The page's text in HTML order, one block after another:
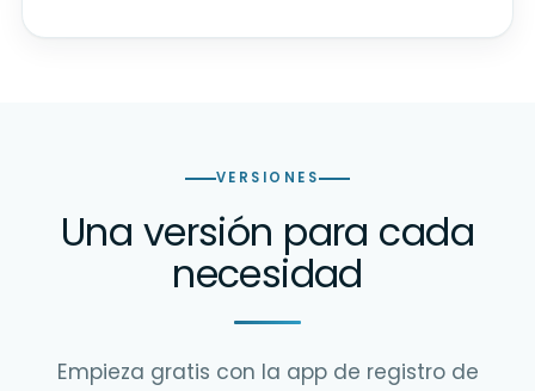
VERSIONES
Una versión para cada
necesidad
Empieza gratis con la app de registro de